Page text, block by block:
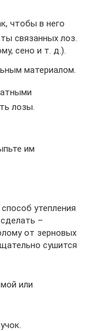
чтобы в него
связанных лоз.
сено и т. д.).
материалом.
лозы.
им
утепления
–
от зерновых
сушится
или